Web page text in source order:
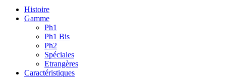
Histoire
Gamme
Ph1
Ph1 Bis
Ph2
Spéciales
Etrangères
Caractéristiques